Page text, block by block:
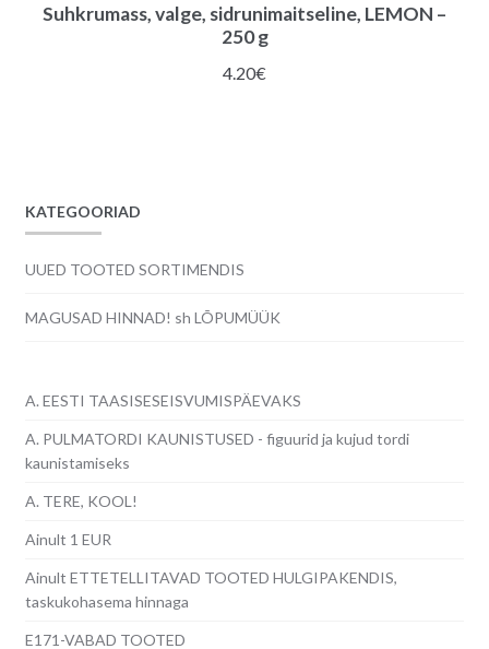
Suhkrumass, valge, sidrunimaitseline, LEMON –
250 g
4.20€
KATEGOORIAD
UUED TOOTED SORTIMENDIS
MAGUSAD HINNAD! sh LÕPUMÜÜK
A. EESTI TAASISESEISVUMISPÄEVAKS
A. PULMATORDI KAUNISTUSED - figuurid ja kujud tordi
kaunistamiseks
A. TERE, KOOL!
Ainult 1 EUR
Ainult ETTETELLITAVAD TOOTED HULGIPAKENDIS,
taskukohasema hinnaga
E171-VABAD TOOTED